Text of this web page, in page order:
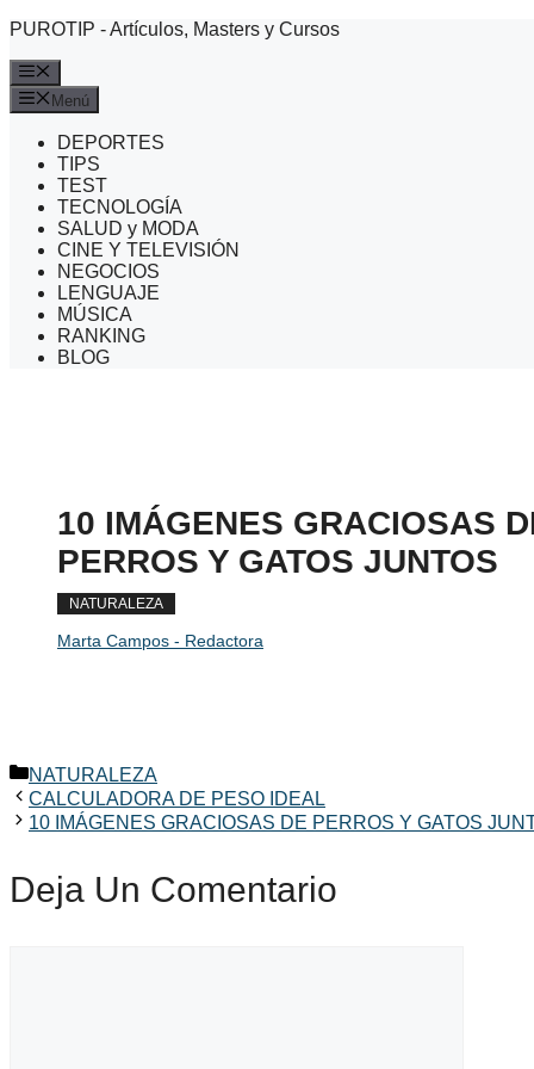
Saltar
contenido
PUROTIP - Artículos, Masters y Cursos
Menú
DEPORTES
TIPS
TEST
TECNOLOGÍA
SALUD y MODA
CINE Y TELEVISIÓN
NEGOCIOS
LENGUAJE
MÚSICA
RANKING
BLOG
10 IMÁGENES GRACIOSAS
PERROS Y GATOS JUNTOS
NATURALEZA
Marta Campos - Redactora
Categorías
NATURALEZA
CALCULADORA DE PESO IDEAL
10 IMÁGENES GRACIOSAS DE PERROS Y GATOS
Deja Un Comentario